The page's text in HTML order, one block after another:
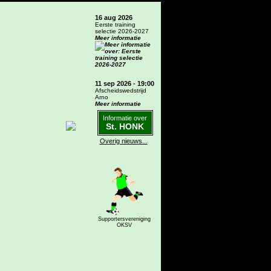
16 aug 2026
Eerste training
selectie 2026-2027
Meer informatie
11 sep 2026 - 19:00
Afscheidswedstrijd
Arno
Meer informatie
Informatie over
St. HONK
Overig nieuws...
Supportersvereniging
OKSV